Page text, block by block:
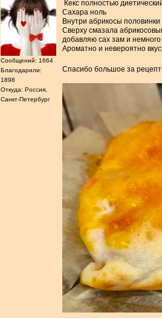
Сообщений: 1664
Благодарили:
1898
Откуда: Россия,
Санкт-Петербург
Кекс полностью
Сахара ноль
Внутри абрикосы половинки
Сверху смазала
добавляю сах зам и немного
Ароматно и невероятно
Спасибо большое за